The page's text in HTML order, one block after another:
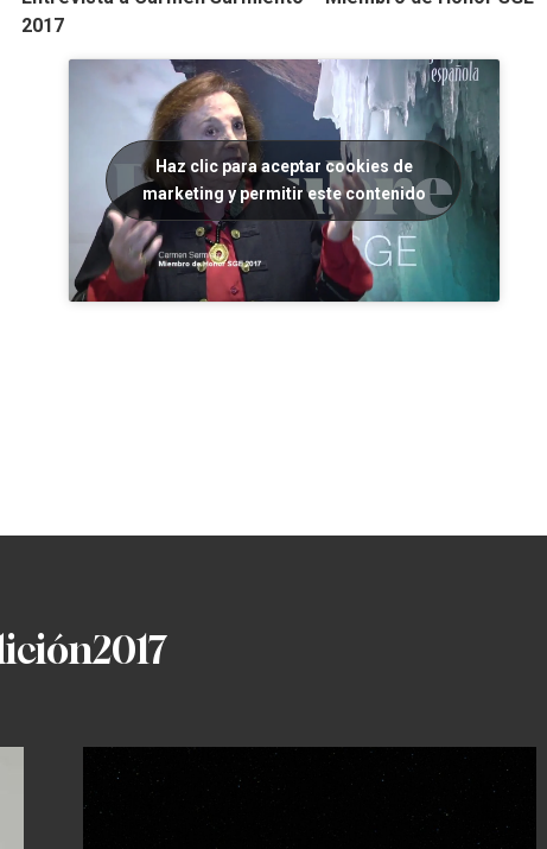
2017
Haz clic para aceptar cookies de
marketing y permitir este contenido
2017